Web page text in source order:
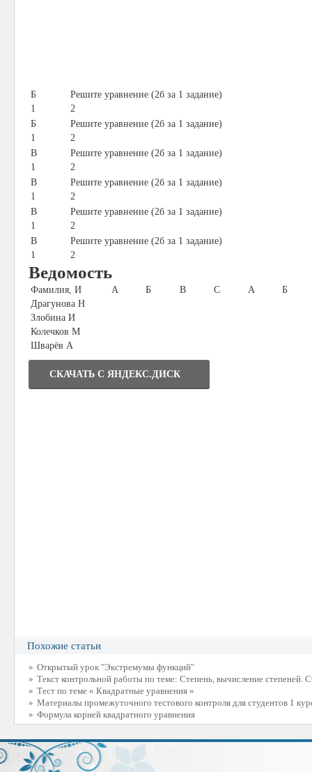
Б
Решите уравнение (2б за 1 задание)
1
2
Б
Решите уравнение (2б за 1 задание)
1
2
В
Решите уравнение (2б за 1 задание)
1
2
В
Решите уравнение (2б за 1 задание)
1
2
В
Решите уравнение (2б за 1 задание)
1
2
В
Решите уравнение (2б за 1 задание)
1
2
Ведомость
Фамилия, И А Б В С А
Б
Драгунова Н
Злобина И
Колечков М
Шварёв А
СКАЧАТЬ C ЯНДЕКС.ДИСК
Похожие статьи
» Открытый урок "Экстремумы функций"
» Текст контрольной работы по теме: Степень, вычисление степеней.
» Тест по теме « Квадратные уравнения »
» Материалы промежуточного тестового контроля для студентов 1
» Формула корней квадратного уравнения